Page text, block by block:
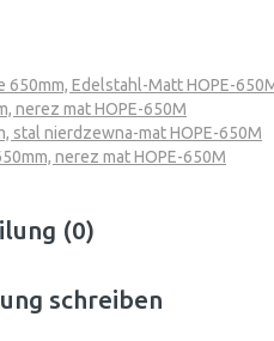
650mm, Edelstahl-Matt HOPE-
nerez mat HOPE-650M
stal nierdzewna-mat HOPE-650M
nerez mat HOPE-650M
(0)
schreiben